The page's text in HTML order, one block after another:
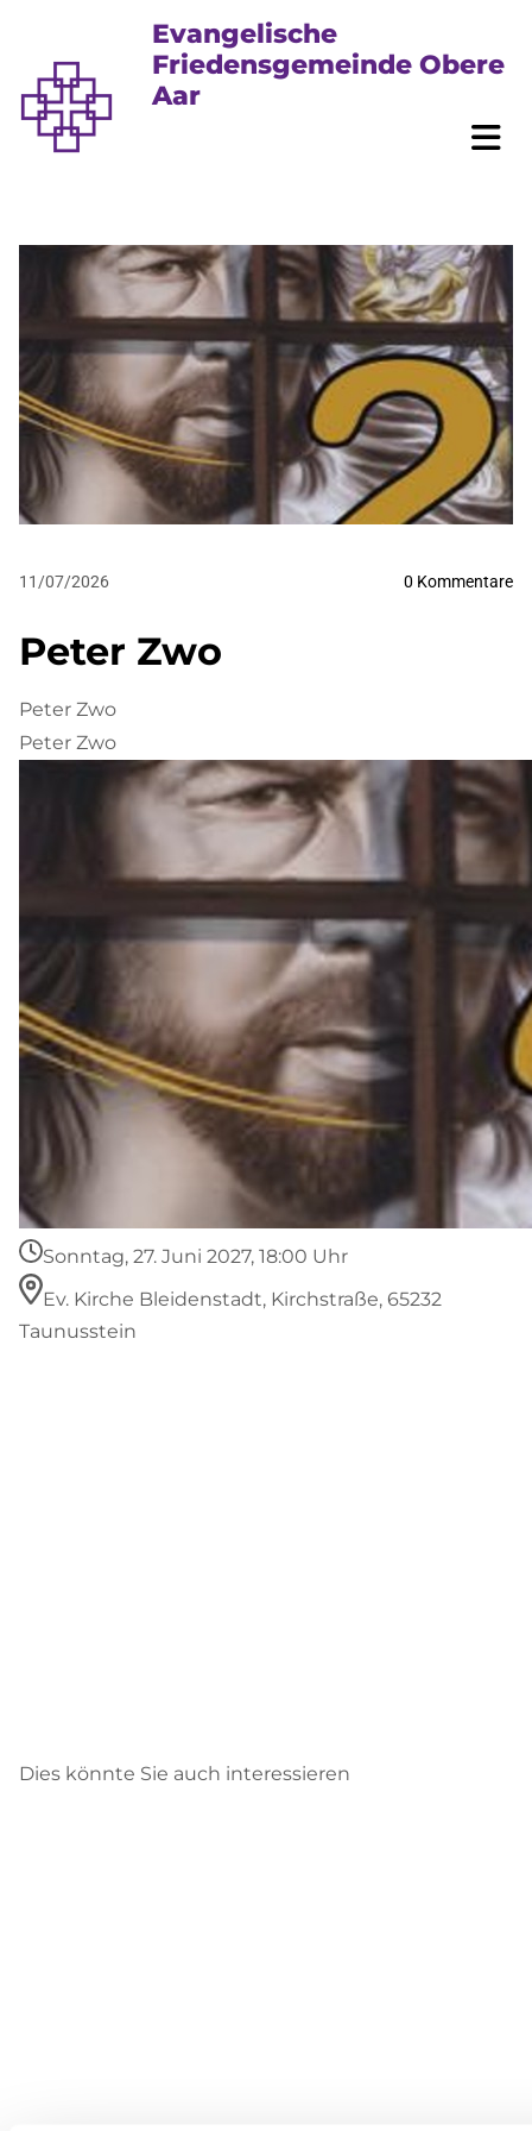
Evangelische
Friedensgemeinde Obere
Aar
11/07/2026 0 Kommentare
Peter Zwo
Peter Zwo
Peter Zwo
Sonntag, 27. Juni 2027, 18:00 Uhr
Ev. Kirche Bleidenstadt, Kirchstraße, 65232
Taunusstein
Dies könnte Sie auch interessieren